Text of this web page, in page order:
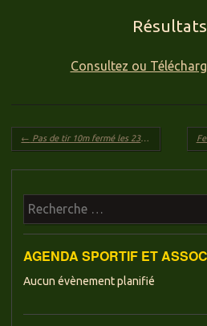
Consultez ou
Navigation des articles
← Pas de tir 10m fermé les 23, 24 et 30 septembre et le 1er octobre
Recherche
AGENDA SPORTIF ET
Aucun évènement planifié